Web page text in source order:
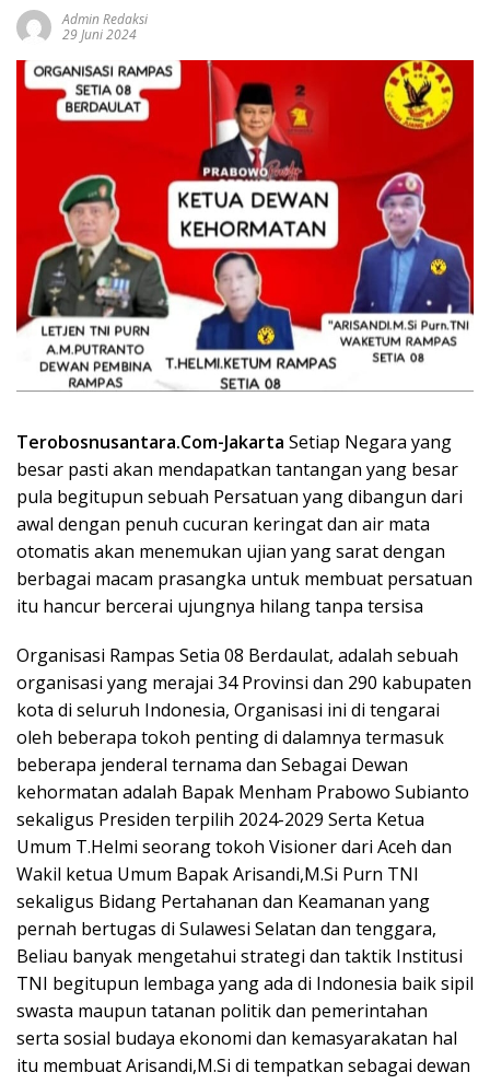
Admin Redaksi
29 Juni 2024
Terobosnusantara.Com-Jakarta Setiap Negara yang
besar pasti akan mendapatkan tantangan yang besar
pula begitupun sebuah Persatuan yang dibangun dari
awal dengan penuh cucuran keringat dan air mata
otomatis akan menemukan ujian yang sarat dengan
berbagai macam prasangka untuk membuat persatuan
itu hancur bercerai ujungnya hilang tanpa tersisa
Organisasi Rampas Setia 08 Berdaulat, adalah sebuah
organisasi yang merajai 34 Provinsi dan 290 kabupaten
kota di seluruh Indonesia, Organisasi ini di tengarai
oleh beberapa tokoh penting di dalamnya termasuk
beberapa jenderal ternama dan Sebagai Dewan
kehormatan adalah Bapak Menham Prabowo Subianto
sekaligus Presiden terpilih 2024-2029 Serta Ketua
Umum T.Helmi seorang tokoh Visioner dari Aceh dan
Wakil ketua Umum Bapak Arisandi,M.Si Purn TNI
sekaligus Bidang Pertahanan dan Keamanan yang
pernah bertugas di Sulawesi Selatan dan tenggara,
Beliau banyak mengetahui strategi dan taktik Institusi
TNI begitupun lembaga yang ada di Indonesia baik sipil
swasta maupun tatanan politik dan pemerintahan
serta sosial budaya ekonomi dan kemasyarakatan hal
itu membuat Arisandi,M.Si di tempatkan sebagai dewan